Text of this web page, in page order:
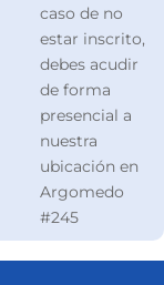
caso de no
estar inscrito,
debes acudir
de forma
presencial a
nuestra
ubicación en
Argomedo
#245